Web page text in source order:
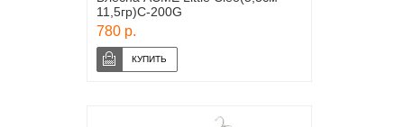
11,5гр)С-200G
780 р.